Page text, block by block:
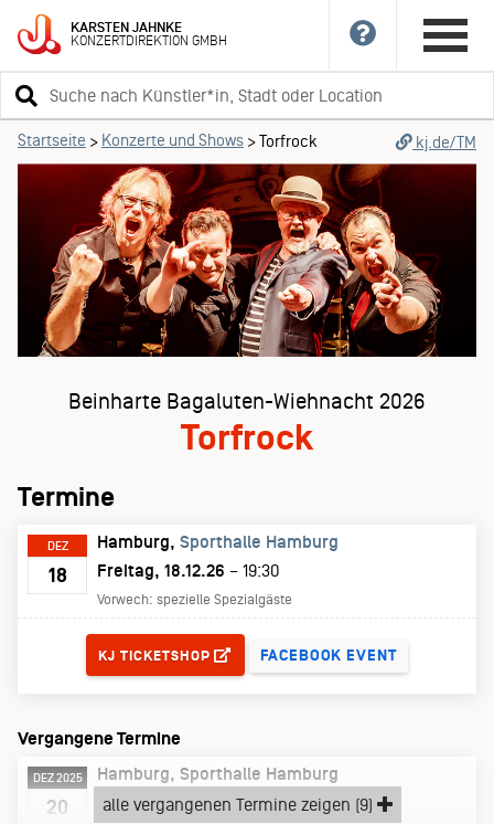
KARSTENJAHNKE
KONZERTDIREKTIONGMBH
Suchbegriff
eingeben
Startseite > Konzerte und Shows >Torfrock kj.de/TM
Beinharte Bagaluten-Wiehnacht 2026
Torfrock
Termine
DEZ
18
Hamburg Sporthalle Hamburg
Freitag, 18.12.26 – 19:30
Vorwech: spezielle Spezialgäste
TICKETS
KJ TICKETSHOP FACEBOOK EVENT
Vergangene Termine
DEZ 2025
20
Hamburg Sporthalle Hamburg
Samstag, 20.12.25
alle vergangenen Termine zeigen (9)